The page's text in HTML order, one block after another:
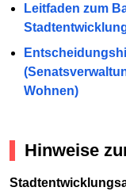
Leitfaden zum
Wohnen)
Hinweise